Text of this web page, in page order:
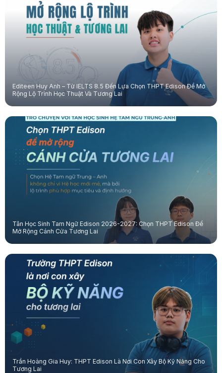
Editeen Huy Anh – Từ IELTS 8.5 Đến Lựa Chọn THPT Edison Để Mở
Rộng Lộ Trình Học Thuật Và Tương Lai
Tân Học Sinh Tam Ngữ Edison 2026-2027: Chọn THPT Edison Để
Mở Rộng Cánh Cửa Tương Lai
Trần Hoàng Gia Huy: THPT Edison Là Nơi Con Xây Bộ Kỹ Năng Cho
Tương Lai